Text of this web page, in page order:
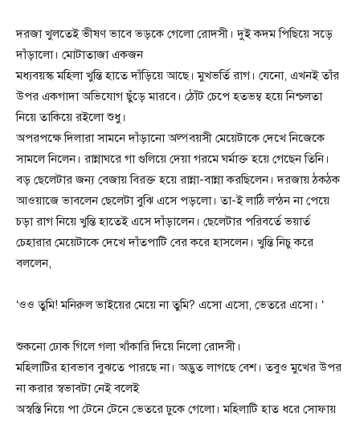
দরজা খুলতেই ভীষণ ভাবে ভড়কে গেলো রোদসী। দুই কদম পিছিয়ে সড়ে
দাঁড়ালো। মোটাতাজা একজন
মধ্যবয়স্ক মহিলা খুন্তি হাতে দাঁড়িয়ে আছে। মুখভর্তি রাগ। যেনো, এখনই তাঁর
উপর একগাদা অভিযোগ ছুঁড়ে মারবে। ঠোঁট চেপে হতভম্ব হয়ে নিশ্চলতা
নিয়ে তাকিয়ে রইলো শুধু।
অপরপক্ষে দিলারা সামনে দাঁড়ানো অল্পবয়সী মেয়েটাকে দেখে নিজেকে
সামলে নিলেন। রান্নাঘরে গা গুলিয়ে দেয়া গরমে ঘর্মাক্ত হয়ে গেছেন তিনি।
বড় ছেলেটার জন্য বেজায় বিরক্ত হয়ে রান্না-বান্না করছিলেন। দরজায় ঠকঠক
আওয়াজে ভাবলেন ছেলেটা বুঝি এসে পড়লো। তা-ই লাঠি লন্ঠন না পেয়ে
চড়া রাগ নিয়ে খুন্তি হাতেই এসে দাঁড়ালেন। ছেলেটার পরিবর্তে ভয়ার্ত
চেহারার মেয়েটাকে দেখে দাঁতপাটি বের করে হাসলেন। খুন্তি নিচু করে
বললেন,
‘ওও তুমি! মনিরুল ভাইয়ের মেয়ে না তুমি? এসো এসো, ভেতরে এসো। ‘
শুকনো ঢোক গিলে গলা খাঁকারি দিয়ে নিলো রোদসী।
মহিলাটির হাবভাব বুঝতে পারছে না। অদ্ভুত লাগছে বেশ। তবুও মুখের উপর
না করার স্বভাবটা নেই বলেই
অস্বস্তি নিয়ে পা টেনে টেনে ভেতরে ঢুকে গেলো। মহিলাটি হাত ধরে সোফায়